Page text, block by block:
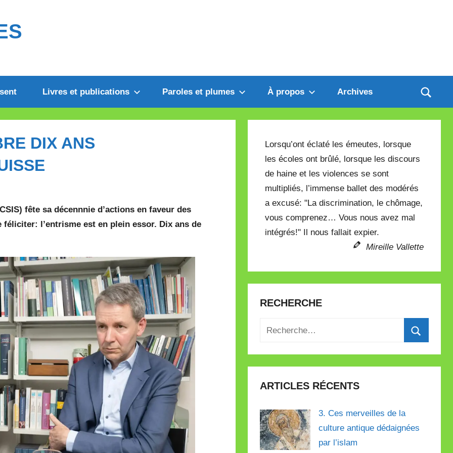
Livres et publications Paroles et plumes À propos Archives
DIX ANS
fête sa décennnie d’actions en faveur des
l’entrisme est en plein essor. Dix ans de
Lorsqu’ont éclaté les émeutes, lorsque
les écoles ont brûlé, lorsque les discours
de haine et les violences se sont
multipliés, l’immense ballet des modérés
a excusé: "La discrimination, le chômage,
vous comprenez… Vous nous avez mal
intégrés!" Il nous fallait expier.
Mireille Vallette
RECHERCHE
Recherche
:
ARTICLES RÉCENTS
3. Ces merveilles de la
culture antique dédaignées
par l’islam